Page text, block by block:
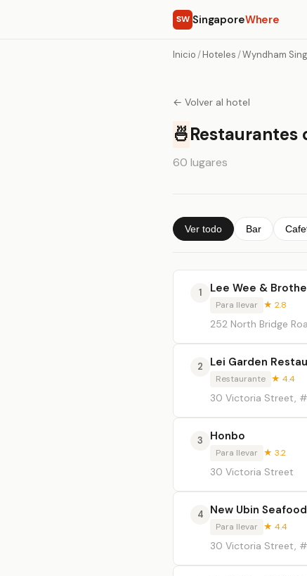
SW SingaporeWhere
Inicio /Hoteles /Wyndham
← Volver al hotel
🍜Restaurantes
60 lugares
Ver todo Bar
1 Lee Wee &
Para llevar ★ 2.8
252 North Bridge
2 Lei Garden
Restaurante ★ 4.4
30 Victoria Street,
3 Honbo
Para llevar ★ 3.2
30 Victoria Street
4 New Ubin Seafood
Para llevar ★ 4.4
30 Victoria Street,